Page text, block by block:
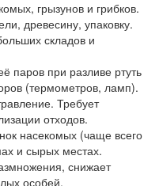
грызунов и грибков.
древесину, упаковку.
складов и
паров при разливе ртуть
(термометров, ламп).
Требует
отходов.
насекомых (чаще всего
и сырых местах.
снижает
особей.